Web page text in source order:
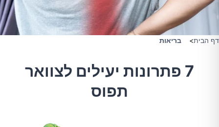
דף הבית> בריאות
7 פתרונות יעילים לצוואר
תפוס